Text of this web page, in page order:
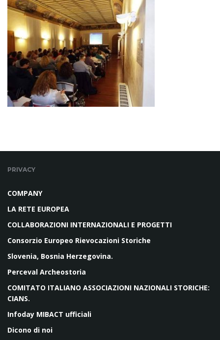
PRIVACY
COMPANY
LA RETE EUROPEA
COLLABORAZIONI INTERNAZIONALI E PROGETTI
Consorzio Europeo Rievocazioni Storiche
Slovenia, Bosnia Herzegovina.
Perceval Archeostoria
COMITATO ITALIANO ASSOCIAZIONI NAZIONALI STORICHE:
CIANS.
Infoday MIBACT ufficiali
Dicono di noi